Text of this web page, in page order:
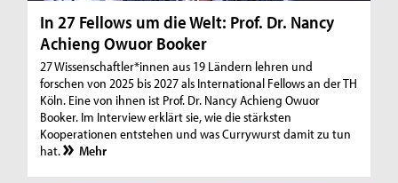
In 27 Fellows um die Welt: Prof. Dr. Nancy
Achieng Owuor Booker
27 Wissenschaftler*innen aus 19 Ländern lehren und
forschen von 2025 bis 2027 als International Fellows an der TH
Köln. Eine von ihnen ist Prof. Dr. Nancy Achieng Owuor
Booker. Im Interview erklärt sie, wie die stärksten
Kooperationen entstehen und was Currywurst damit zu tun
hat.
Mehr